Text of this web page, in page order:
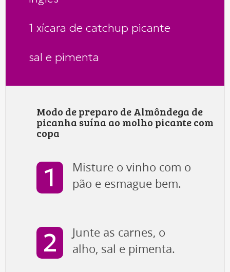
1 xícara de catchup picante
sal e pimenta
Modo de preparo de Almôndega de
picanha suína ao molho picante com
copa
Misture o vinho com o
pão e esmague bem.
Junte as carnes, o
alho, sal e pimenta.